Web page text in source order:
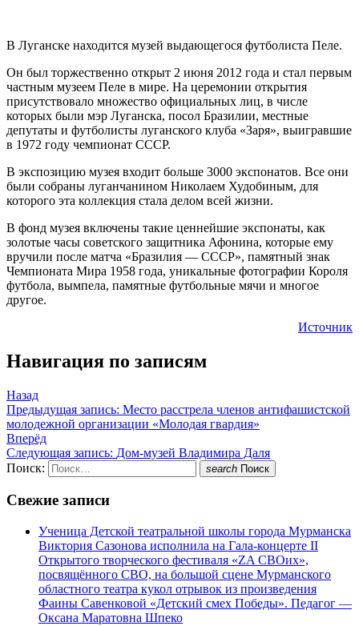
В Луганске находится музей выдающегося футболиста Пеле.
Он был торжественно открыт 2 июня 2012 года и стал первым
частным музеем Пеле в мире. На церемонии открытия
присутствовало множество официальных лиц, в числе
которых были мэр Луганска, посол Бразилии, местные
депутаты и футболисты луганского клуба «Заря», выигравшие
в 1972 году чемпионат СССР.
В экспозицию музея входит больше 3000 экспонатов. Все они
были собраны луганчанином Николаем Худобиным, для
которого эта коллекция стала делом всей жизни.
В фонд музея включены такие ценнейшие экспонаты, как
золотые часы советского защитника Афонина, которые ему
вручили после матча «Бразилия — СССР», памятный знак
Чемпионата Мира 1958 года, уникальные фотографии Короля
футбола, вымпела, памятные футбольные мячи и многое
другое.
Источник
Навигация по записям
Назад
Предыдущая запись: Место расстрела членов антифашистской
молодежной организации «Молодая гвардия»
Вперёд
Следующая запись: Дом-музей Владимира Даля
Поиск:
search Поиск
Свежие записи
Ученица Детской театральной школы города Мурманска
Виктория Сазонова исполнила на Гала-концерте II
Открытого творческого фестиваля «ZA СВОих»,
посвящённого СВО, на большой сцене Мурманского
областного театра кукол отрывок из произведения
Фаины Савенковой «Детский смех Победы». Педагог —
Оксана Маратовна Шпеко